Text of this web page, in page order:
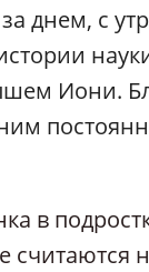
днем, с
Иони.
в
считаются